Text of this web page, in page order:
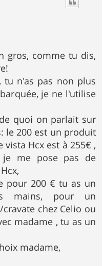
gros, comme tu dis,
tu n'as pas non plus
je ne l'utilise
quoi on parlait sur
le 200 est un produit
Hcx est à 255€ ,
me pose pas de
pour 200 € tu as un
mains, pour un
chez Celio ou
madame , tu as un
madame,